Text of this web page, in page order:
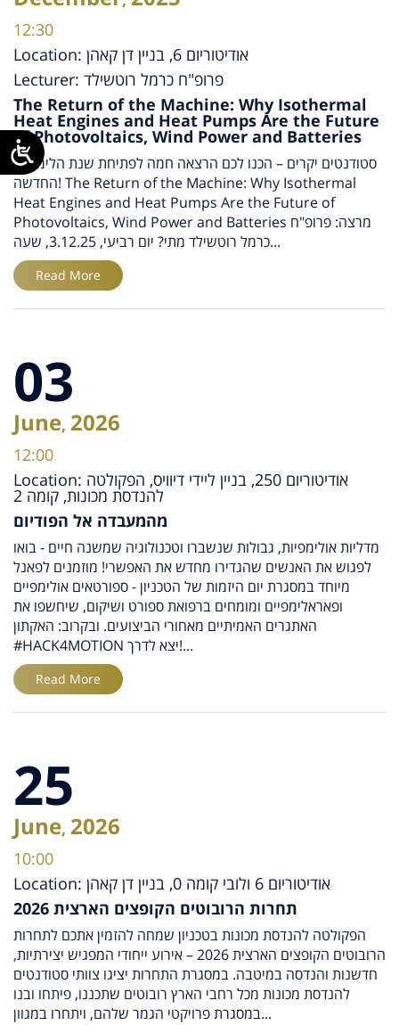
12:30
Location: אודיטוריום 6, בניין דן קאהן
Lecturer: פרופ"ח כרמל רוטשילד
The Return of the Machine: Why Isothermal
Heat Engines and Heat Pumps Are the Future
of Photovoltaics, Wind Power and Batteries
סטודנטים יקרים – הכנו לכם הרצאה חמה לפתיחת שנת הלימודים
החדשה! The Return of the Machine: Why Isothermal
Heat Engines and Heat Pumps Are the Future of
Photovoltaics, Wind Power and Batteries מרצה: פרופ"ח
כרמל רוטשילד מתי? יום רביעי, 3.12.25, שעה...
Read More
03
June, 2026
12:00
Location: אודיטוריום 250, בניין ליידי דיוויס, הפקולטה
להנדסת מכונות, קומה 2
מהמעבדה אל הפודיום
מדליות אולימפיות, גבולות שנשברו וטכנולוגיה שמשנה חיים - בואו
לפגוש את האנשים שהגדירו מחדש את האפשרי! מוזמנים לפאנל
מיוחד במסגרת יום היזמות של הטכניון - ספורטאים אולימפיים
ופאראלימפיים ומומחים ברפואת ספורט ושיקום, שיחשפו את
האתגרים האמיתיים מאחורי הביצועים. ובקרוב: האקתון
#HACK4MOTION יצא לדרך!...
Read More
25
June, 2026
10:00
Location: אודיטוריום 6 ולובי קומה 0, בניין דן קאהן
תחרות הרובוטים הקופצים הארצית 2026
הפקולטה להנדסת מכונות בטכניון שמחה להזמין אתכם לתחרות
הרובוטים הקופצים הארצית 2026 – אירוע ייחודי המפגיש יצירתיות,
חדשנות והנדסה במיטבה. במסגרת התחרות יציגו צוותי סטודנטים
להנדסת מכונות מכל רחבי הארץ רובוטים שתכננו, פיתחו ובנו
במסגרת פרויקטי הגמר שלהם, ויתחרו במגוון...